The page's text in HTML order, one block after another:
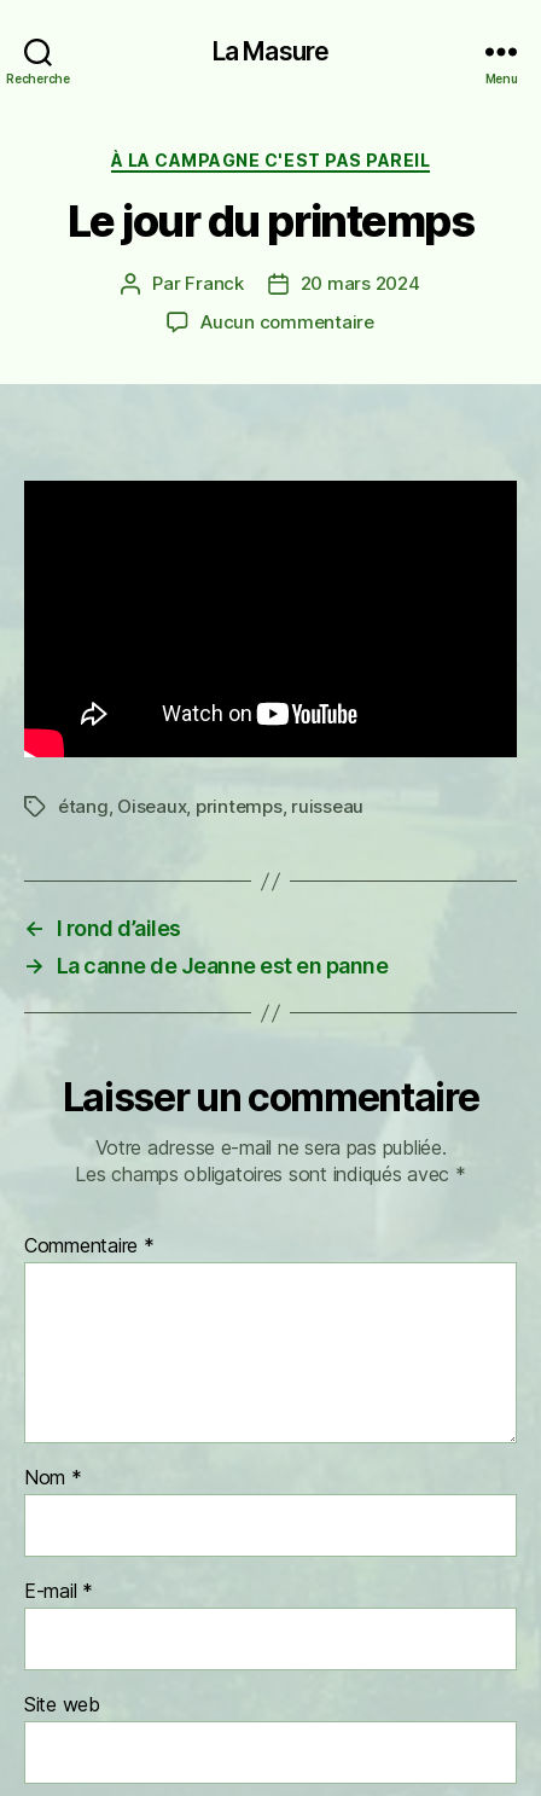
Recherche
La Masure
Menu
Catégories
À LA CAMPAGNE C'EST PAS PAREIL
Le jour du printemps
Auteur
l’article
Par Franck
Date20 mars 2024
Aucun commentairesur
Étiquettes
étang, Oiseaux, printemps, ruisseau
←
I rond d’ailes
→
La canne de Jeanne est en panne
Laisser un commentaire
Votre adresse e-mail ne sera pas publiée.
Les champs obligatoires sont indiqués avec *
Commentaire *
Nom *
E-mail *
Site web